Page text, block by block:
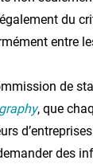
du
entre
de
, que
des